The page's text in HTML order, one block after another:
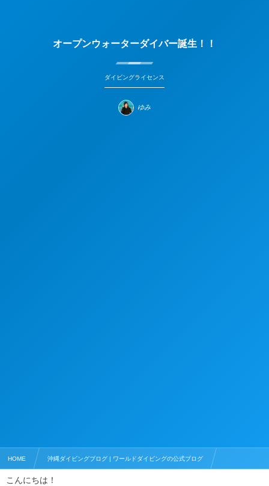
オープンウォーターダイバー誕生！！
ダイビングライセンス
ゆみ
HOME 沖縄ダイビングブログ | ワールドダイビングの公式ブログ
ダイビングライセンス
こんにちは！